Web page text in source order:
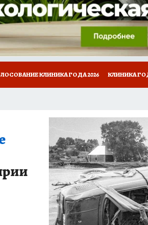
САЙТЕ
КЛИНИКА ГОДА 2026 КЛИНИКА